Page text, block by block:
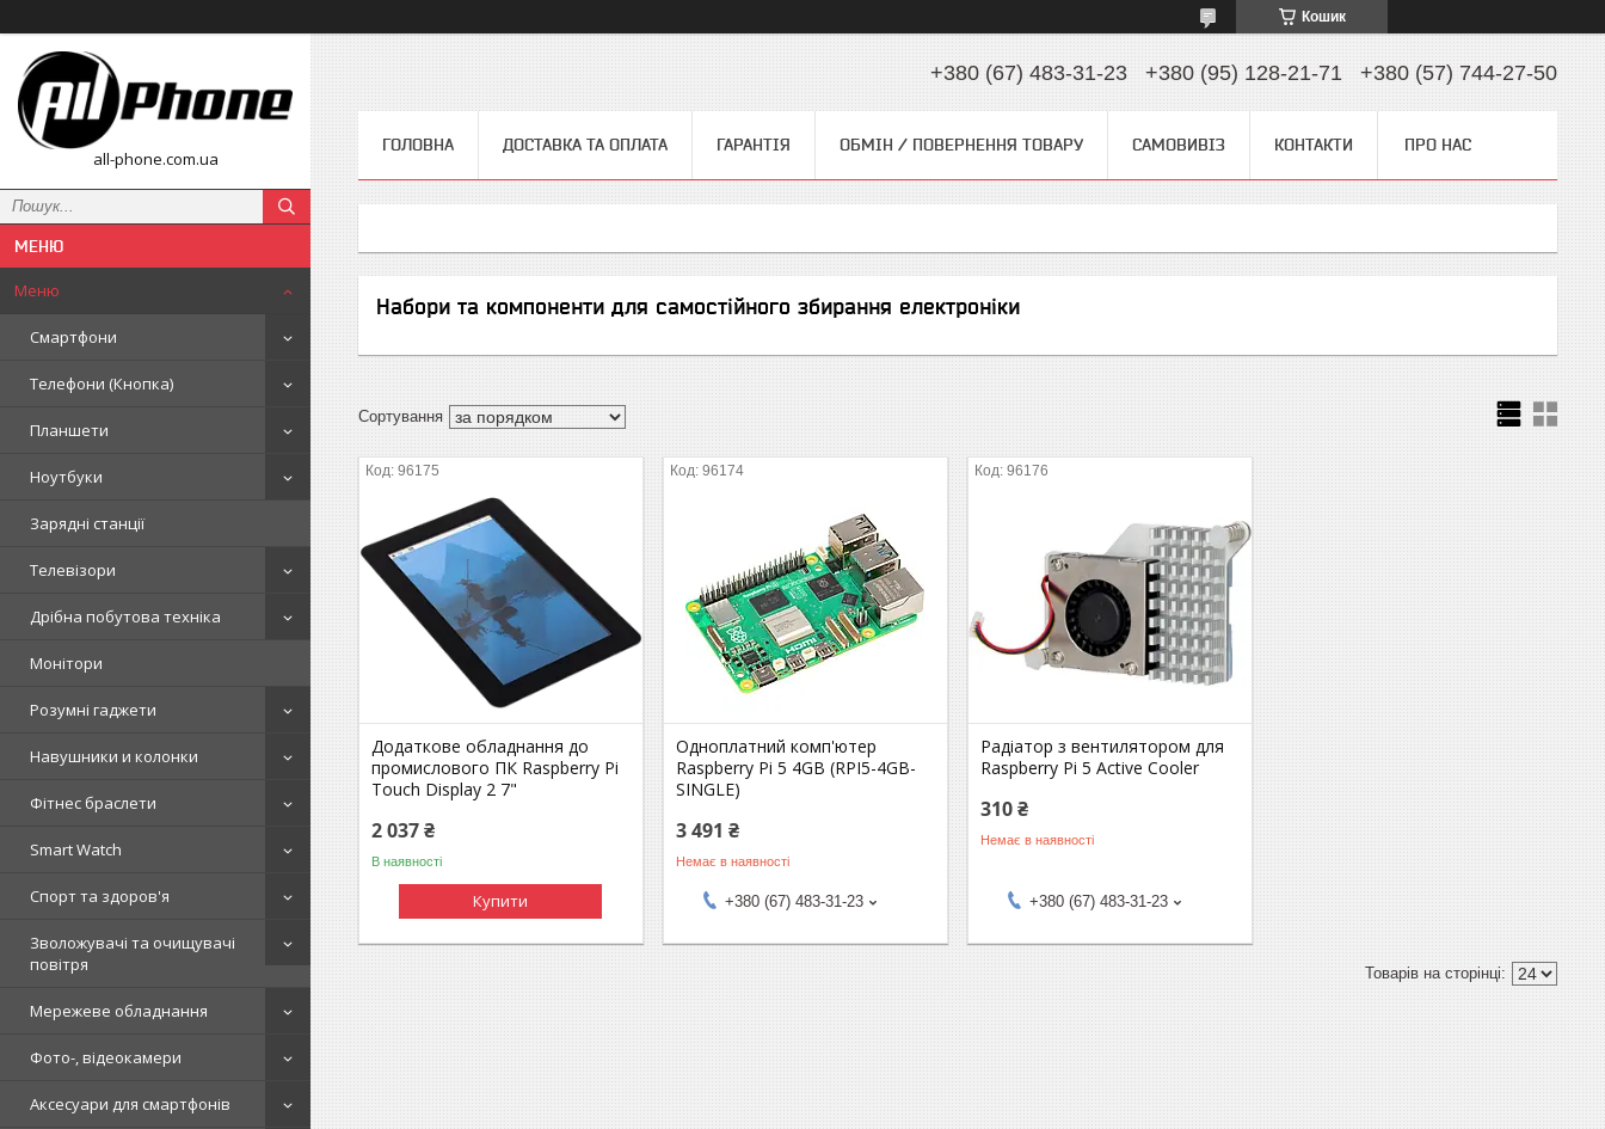
Кошик
all-phone.com.ua
Меню
Смартфони
Телефони (Кнопка)
Планшети
Ноутбуки
Зарядні станції
Телевізори
Дрібна побутова техніка
Монітори
Розумні гаджети
Навушники и колонки
Фітнес браслети
Smart Watch
Спорт та здоров'я
Зволожувачі та очищувачі
повітря
Мережеве обладнання
Фото-, відеокамери
Аксесуари для смартфонів
+380 (67) 483-31-23 +380 (95) 128-21-71 +380 (57) 744-27-50
ГОЛОВНА ДОСТАВКА ТА ОПЛАТА ГАРАНТІЯ ОБМІН / ПОВЕРНЕННЯ ТОВАРУ САМОВИВІЗ КОНТАКТИ ПРО НАС
Набори та компоненти для самостійного збирання електроніки
96175
Додаткове обладнання до
промислового ПК Raspberry Pi
Touch Display 2 7"
2 037 ₴
В наявності
Купити
96174
Одноплатний комп'ютер
Raspberry Pi 5 4GB (RPI5-4GB-
SINGLE)
3 491 ₴
Немає в наявності
+380 (67) 483-31-23
96176
Радіатор з вентилятором для
Raspberry Pi 5 Active Cooler
310 ₴
Немає в наявності
+380 (67) 483-31-23